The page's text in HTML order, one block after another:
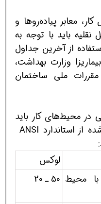
کار، معابر پیاده‌روها و
باید با توجه به
از آخرین جداول
وزارت بهداشت،
ملی ساختمان
در محیط‌های کار باید
مطابق با جدول زیر استخراج‌شده از استاندارد ANSI
لوکس
محیط 50 ـ 20